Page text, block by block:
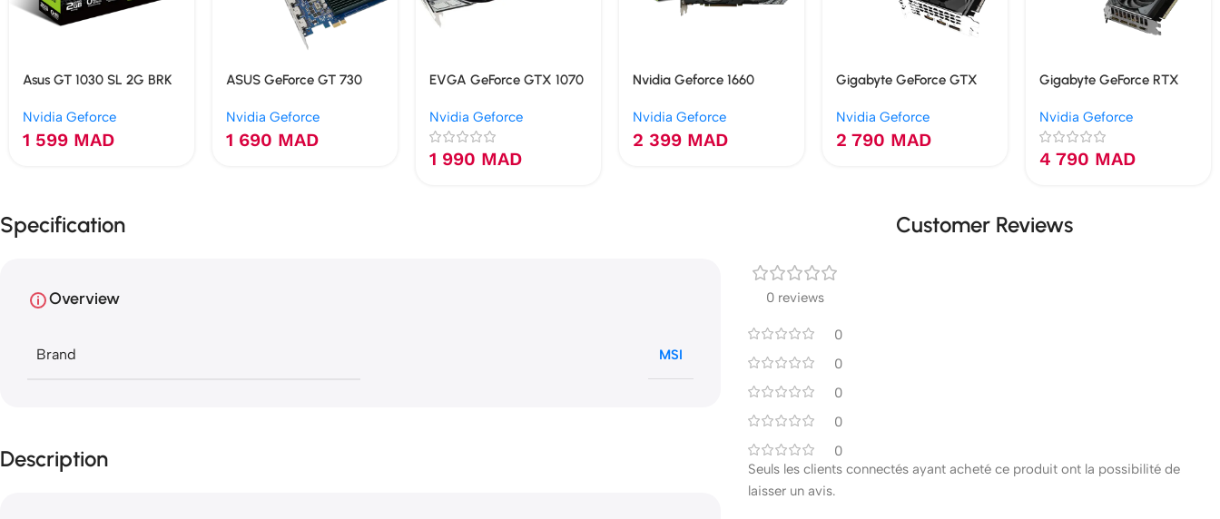
Asus GT 1030 SL 2G BRK
Nvidia Geforce
1 599 MAD
ASUS GeForce GT 730
Multi-Moniteur
Nvidia Geforce
1 690 MAD
EVGA GeForce GTX 1070
GDDR5
Nvidia Geforce
1 990 MAD
Nvidia Geforce 1660
Nvidia Geforce
2 399 MAD
Gigabyte GeForce GTX
Nvidia Geforce
2 790 MAD
Gigabyte GeForce RTX
OC 8G
Nvidia Geforce
4 790 MAD
Specification
Overview
Brand MSI
Description
Customer Reviews
0 reviews
0
0
0
0
0
Seuls les clients connectés ayant acheté ce produit ont la possibilité de
laisser un avis.